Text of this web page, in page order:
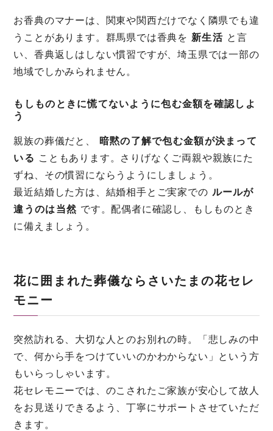
お香典のマナーは、関東や関西だけでなく隣県でも違
うことがあります。群馬県では香典を 新生活 と言
い、香典返しはしない慣習ですが、埼玉県では一部の
地域でしかみられません。
もしものときに慌てないように包む金額を確認しよ
う
親族の葬儀だと、
暗黙の了解で包む金額が決まって
いる こともあります。さりげなくご両親や親族にた
ずね、その慣習にならうようにしましょう。
最近結婚した方は、結婚相手とご実家での ルールが
違うのは当然 です。配偶者に確認し、もしものとき
に備えましょう。
花に囲まれた葬儀ならさいたまの花セレ
モニー
突然訪れる、大切な人とのお別れの時。「悲しみの中
で、何から手をつけていいのかわからない」という方
もいらっしゃいます。
花セレモニーでは、のこされたご家族が安心して故人
をお見送りできるよう、丁寧にサポートさせていただ
きます。